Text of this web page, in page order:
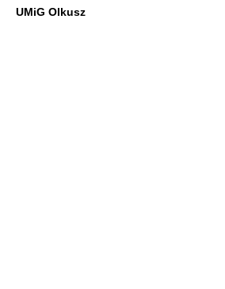
UMiG Olkusz